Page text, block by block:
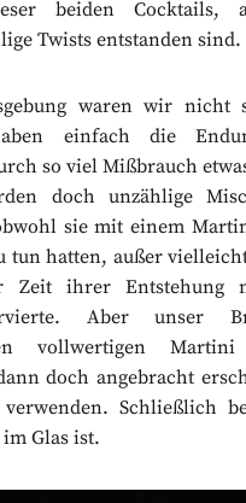
beiden Cocktails,
Twists entstanden sind.
waren wir nicht
einfach die
so viel Mißbrauch
doch unzählige
sie mit einem
tun hatten, außer
ihrer Entstehung
Aber unser
vollwertigen Martini
doch angebracht
Schließlich
Glas ist.